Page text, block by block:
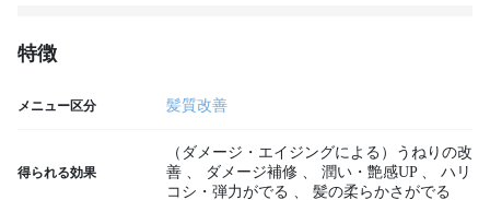
特徴
メニュー区分 髪質改善
得られる効果
（ダメージ・エイジングによる）うねりの改
善 、 ダメージ補修 、 潤い・艶感UP 、
ハリ
コシ・弾力がでる 、 髪の柔らかさがでる